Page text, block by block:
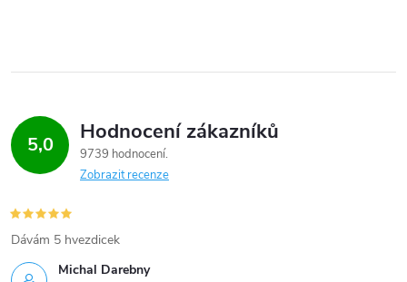
5,0 Hodnocení zákazníků
9739 hodnocení
Zobrazit recenze
Michal Darebny
Dávám 5 hvezdicek